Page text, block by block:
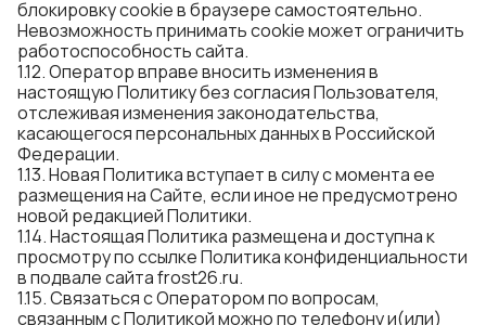
блокировку cookie в браузере самостоятельно.
Невозможность принимать cookie может ограничить
работоспособность сайта.
1.12. Оператор вправе вносить изменения в
настоящую Политику без согласия Пользователя,
отслеживая изменения законодательства,
касающегося персональных данных в Российской
Федерации.
1.13. Новая Политика вступает в силу с момента ее
размещения на Сайте, если иное не предусмотрено
новой редакцией Политики.
1.14. Настоящая Политика размещена и доступна к
просмотру по ссылке Политика конфиденциальности
в подвале сайта frost26.ru.
1.15. Связаться с Оператором по вопросам,
связанным с Политикой можно по телефону и(или)